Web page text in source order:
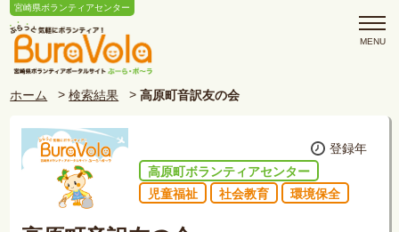
宮崎県ボランティアセンター
ホーム 検索結果 高原町音訳友の会
登録年
高原町ボランティアセンター
児童福祉
社会教育 環境保全